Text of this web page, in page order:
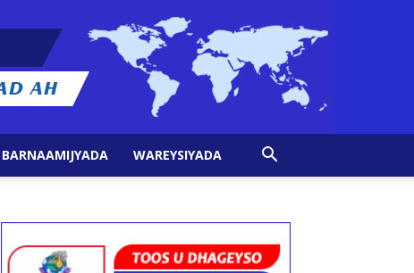
BARNAAMIJYADA WAREYSIYADA